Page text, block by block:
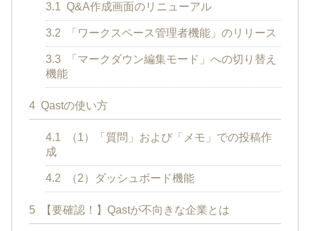
3.1 Q&A作成画面のリニューアル
3.2 「ワークスペース管理者機能」のリリース
3.3
「マークダウン編集モード」への切り替え
機能
4 Qastの使い方
4.1
（1）「質問」および「メモ」での投稿作
成
4.2 （2）ダッシュボード機能
5 【要確認！】Qastが不向きな企業とは